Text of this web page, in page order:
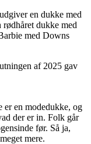
en dukke med
rødhåret dukke med
med Downs
af 2025 gav
er en modedukke, og
der er in. Folk går
før. Så ja,
mere.